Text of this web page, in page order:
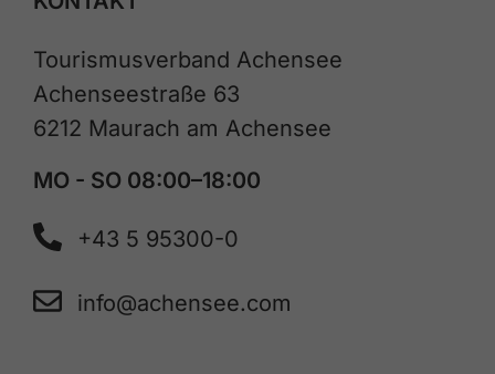
Tourismusverband Achensee
Achenseestraße 63
6212 Maurach am Achensee
MO - SO 08:00–18:00
+43 5 95300-0
info@achensee.com